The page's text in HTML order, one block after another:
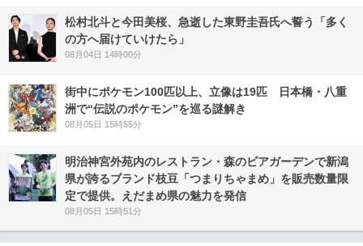
松村北斗と今田美桜、急逝した東野圭吾氏へ誓う「多く
の方へ届けていけたら」
08月04日 14時00分
街中にポケモン100匹以上、立像は19匹 日本橋・八重
洲で“伝説のポケモン”を巡る謎解き
08月05日 15時55分
明治神宮外苑内のレストラン・森のビアガーデンで新潟
県が誇るブランド枝豆「つまりちゃまめ」を販売数量限
定で提供。えだまめ県の魅力を発信
08月05日 15時51分